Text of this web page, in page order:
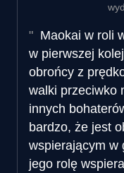
Maokai w roli
w pierwszej
obrońcy z
walki przeciwko
innych
bardzo, że jest
wspierającym w
jego rolę